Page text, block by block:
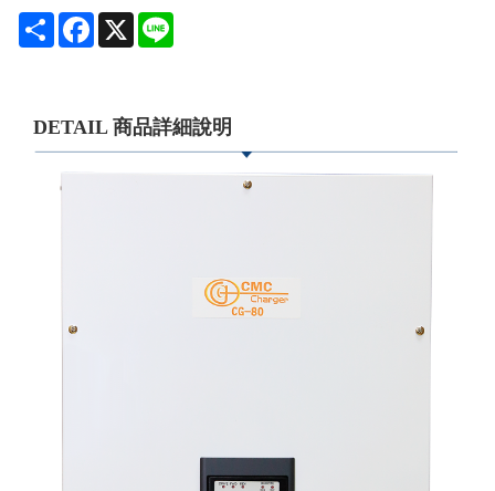
Share Facebook
X
DETAIL 商品詳細說明